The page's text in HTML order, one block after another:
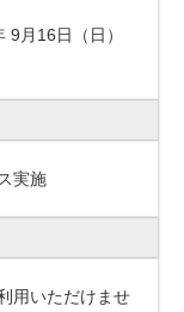
月16日（日）
実施
用いただけませ